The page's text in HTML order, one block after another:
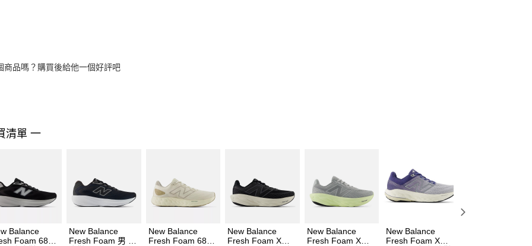
商品嗎？購買後給他一個好評吧
清單 一
Balance
Foam 680
New Balance
Fresh Foam 男 跑
New Balance
Fresh Foam 680
New Balance
Fresh Foam X
New Balance
Fresh Foam X
New Balance
Fresh Foam X